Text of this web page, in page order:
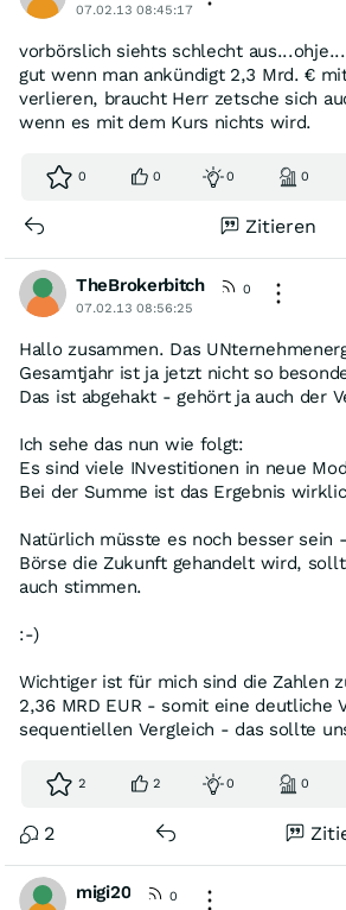
07.02.13 08:45:17
vorbörslich siehts schlecht aus...ohje...
gut wenn man ankündigt 2,3 Mrd. €
verlieren, braucht Herr zetsche sich
wenn es mit dem Kurs nichts wird.
0 0 0 0
Zitieren
TheBrokerbitch
0
07.02.13 08:56:25
Hallo zusammen. Das
Gesamtjahr ist ja jetzt nicht so
Das ist abgehakt - gehört ja auch der
Ich sehe das nun wie folgt:
Es sind viele INvestitionen in neue
Bei der Summe ist das Ergebnis
Natürlich müsste es noch besser sein
Börse die Zukunft gehandelt wird,
auch stimmen.
:-)
Wichtiger ist für mich sind die Zahlen
2,36 MRD EUR - somit eine deutliche
sequentiellen Vergleich - das sollte
2 2 0 0
2
migi20
0